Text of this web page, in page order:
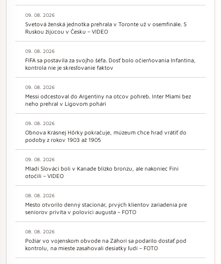
09. 08. 2026
Svetová ženská jednotka prehrala v Toronte už v osemfinále. S
Ruskou žijúcou v Česku – VIDEO
09. 08. 2026
FIFA sa postavila za svojho šéfa. Dosť bolo očierňovania Infantina,
kontrola nie je skresľovanie faktov
09. 08. 2026
Messi odcestoval do Argentíny na otcov pohreb. Inter Miami bez
neho prehral v Ligovom pohári
09. 08. 2026
Obnova Krásnej Hôrky pokračuje, múzeum chce hrad vrátiť do
podoby z rokov 1903 až 1905
09. 08. 2026
Mladí Slováci boli v Kanade blízko bronzu, ale nakoniec Fíni
otočili – VIDEO
08. 08. 2026
Mesto otvorilo denný stacionár, prvých klientov zariadenia pre
seniorov privíta v polovici augusta – FOTO
08. 08. 2026
Požiar vo vojenskom obvode na Záhorí sa podarilo dostať pod
kontrolu, na mieste zasahovali desiatky ľudí – FOTO